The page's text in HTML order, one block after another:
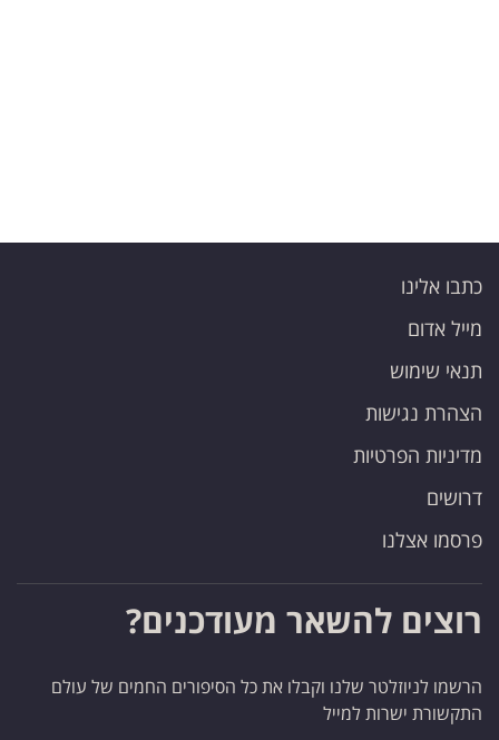
כתבו אלינו
מייל אדום
תנאי שימוש
הצהרת נגישות
מדיניות הפרטיות
דרושים
פרסמו אצלנו
רוצים להשאר מעודכנים?
הרשמו לניוזלטר שלנו וקבלו את כל הסיפורים החמים של עולם
התקשורת ישרות למייל